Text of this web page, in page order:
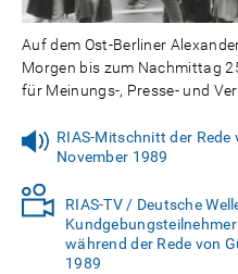
Auf dem Ost-Berliner
Morgen bis zum Nachmittag
für Meinungs-, Presse- und
RIAS-Mitschnitt der
November 1989
RIAS-TV / Deutsche
während der Rede von
1989